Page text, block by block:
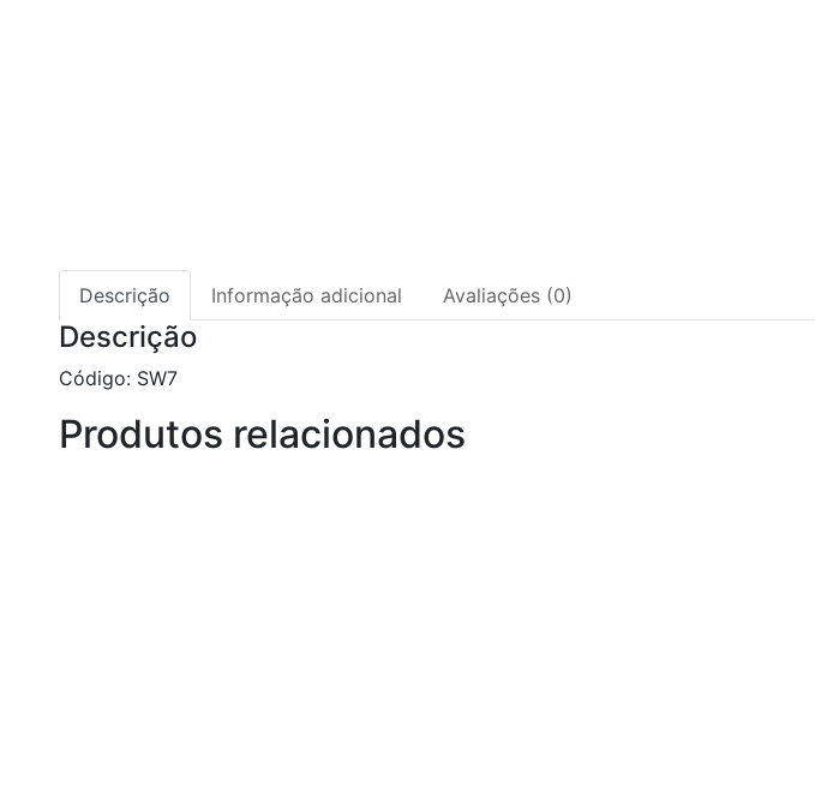
Descrição Informação adicional Avaliações (0)
Descrição
Código: SW7
Produtos relacionados